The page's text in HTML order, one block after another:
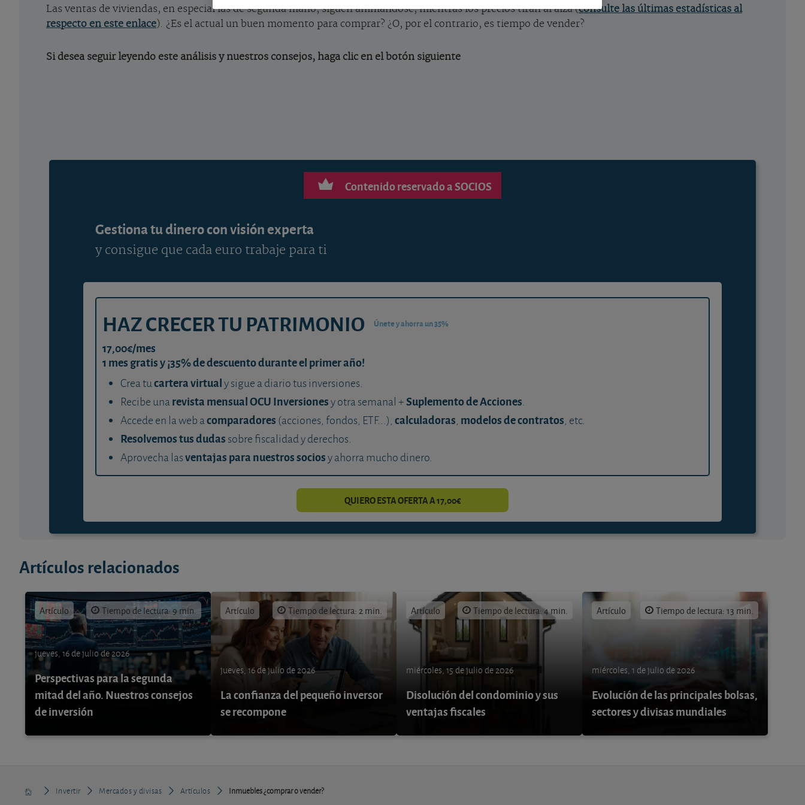
Las ventas de viviendas, en especial las de segunda mano, siguen animándose, mientras los precios tiran al alza (consulte las últimas estadísticas al
respecto en este enlace). ¿Es el actual un buen momento para comprar? ¿O, por el contrario, es tiempo de vender?
Si desea seguir leyendo este análisis y nuestros consejos, haga clic en el botón siguiente
Contenido reservado a SOCIOS
Gestiona tu dinero con visión experta
y consigue que cada euro trabaje para ti
HAZ CRECER TU PATRIMONIO Únete y ahorra un 35%
17,00€/mes
1 mes gratis y ¡35% de descuento durante el primer año!
Crea tucartera virtualy sigue a diario tus inversiones.
Recibe unarevista mensual OCU Inversionesy otra semanal +Suplemento de Acciones.
Accede en la web acomparadores (acciones, fondos, ETF...), calculadoras, modelos de contratos, etc.
Resolvemos tus dudas sobre fiscalidad y derechos.
Aprovecha lasventajas para nuestros sociosy ahorra mucho dinero.
QUIERO ESTA OFERTA A 17,00€
Artículos relacionados
Artículo Tiempo de lectura: 9 min.
jueves, 16 de julio de 2026
Perspectivas para la segunda
mitad del año. Nuestros consejos
de inversión
Artículo Tiempo de lectura: 2 min.
jueves, 16 de julio de 2026
La confianza del pequeño inversor
se recompone
Artículo Tiempo de lectura: 4 min.
miércoles, 15 de julio de 2026
Disolución del condominio y sus
ventajas fiscales
Artículo Tiempo de lectura: 13 min.
miércoles, 1 de julio de 2026
Evolución de las principales bolsas,
sectores y divisas mundiales
Invertir Mercados y divisas Artículos Inmuebles ¿comprar o vender?